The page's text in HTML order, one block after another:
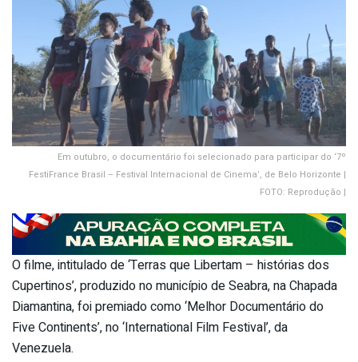
Em outubro, o documentário foi selecionado para participar do ‘7º
FestiFrance Brasil – Festival Internacional de Cinema’, de Belo Horizonte |
FOTO: Reprodução |
O filme, intitulado de ‘Terras que Libertam – histórias dos
Cupertinos’, produzido no município de Seabra, na Chapada
Diamantina, foi premiado como ‘Melhor Documentário do
Five Continents’, no ‘International Film Festival’, da
Venezuela.